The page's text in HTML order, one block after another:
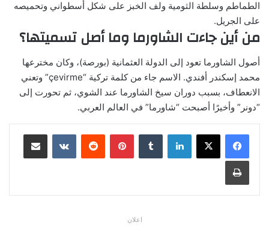
الطماطم وسلطة الثومية ولف الخبز على شكل أسطواني وتحميصه
على الجريل.
من أين جاءت الشاورما وما أصل تسميتها؟
أصول الشاورما تعود إلى الدولة العثمانية (بورصة)، وكان مخترعها
محمد إسكندر أفندي. الاسم جاء من كلمة تركية “çevirme” وتعني
الانعطاف، بسبب دوران سيخ الشاورما عند الشوي، ثم تحورت إلى
“دونر” وأخيرًا أصبحت “شاورما” في العالم العربي.
لينكدإن بينتيريست مشاركة عبر البريد
طباعة
اعلان